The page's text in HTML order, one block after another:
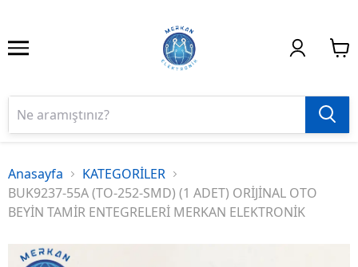
Anasayfa
KATEGORİLER
BUK9237-55A (TO-252-SMD) (1 ADET) ORİJİNAL OTO
BEYİN TAMİR ENTEGRELERİ MERKAN ELEKTRONİK